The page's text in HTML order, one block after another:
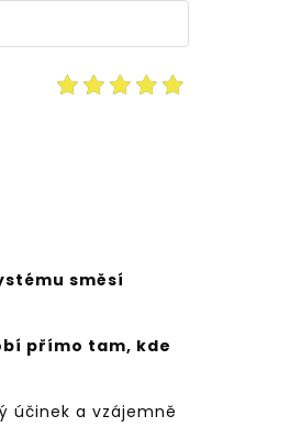
směsí
přímo tam, kde
účinek a vzájemně